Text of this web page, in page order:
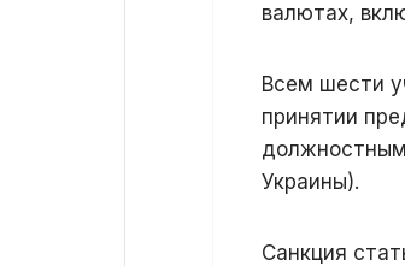
валютах,
Всем шести
принятии
Украины).
Санкция